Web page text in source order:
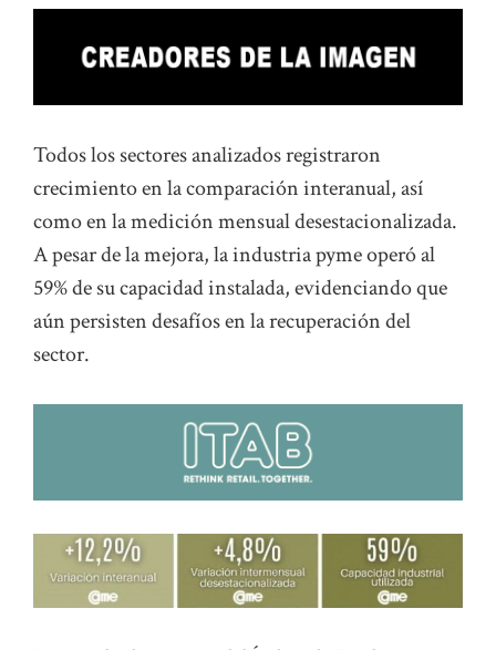
Todos los sectores analizados registraron
crecimiento en la comparación interanual, así
como en la medición mensual desestacionalizada.
A pesar de la mejora, la industria pyme operó al
59% de su capacidad instalada, evidenciando que
aún persisten desafíos en la recuperación del
sector.